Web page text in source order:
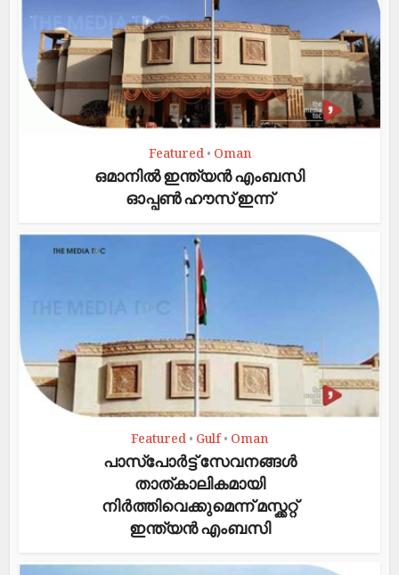
Featured • Oman
ഒമാനിൽ ഇന്ത്യൻ എംബസി
ഓപ്പൺ ഹൗസ് ഇന്ന്
Featured • Gulf • Oman
പാസ്പോർട്ട് സേവനങ്ങൾ
താത്കാലികമായി
നിർത്തിവെക്കുമെന്ന് മസ്ക്കറ്റ്
ഇന്ത്യൻ എംബസി